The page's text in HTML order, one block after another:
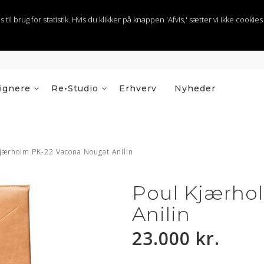
brug for statistik. Hvis du klikker på knappen 'Afvis,' sætter vi ikke
Re•Studio
Nyheder
Erhverv
PK-22 Vacona Nougat Anilin
Poul
Anilin
23.000 kr.